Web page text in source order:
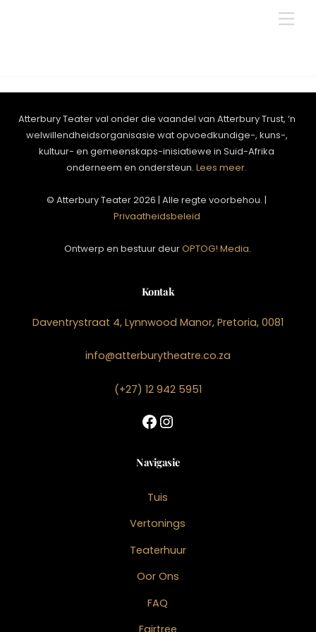
Atterbury Teater val onder die vaandel van Atterbury Trust, ‘n
welwillendheidsorganisasie wat opvoedkundige-, kuns-,
kultuur- en gemeenskaps-inisiatiewe in Suid-Afrika
onderneem en ondersteun.Lees meer.
© Atterbury Teater 2026 | Alle regte voorbehou. |
Privaatheidsbeleid
Ontwerp en bestuur deurOPTOG! Media.
Kontak
Daventrystraat 4, Lynnwood Manor, Pretoria, 0081
info@atterburytheatre.co.za
(+27) 12 942 5951
Facebook
Instagram
Navigasie
Tuis
Vertonings
Teaterhuur
Oor Ons
FAQ